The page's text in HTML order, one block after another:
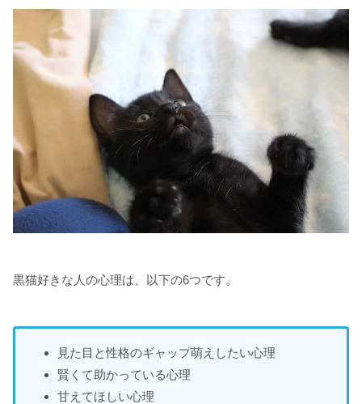
黒猫好きな人の心理は、以下の6つです。
見た目と性格のギャップ萌えしたい心理
賢くて助かっている心理
甘えてほしい心理